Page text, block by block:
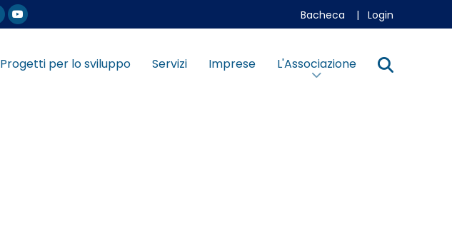
Bacheca | Login
Progetti per lo sviluppo Servizi Imprese L'Associazione